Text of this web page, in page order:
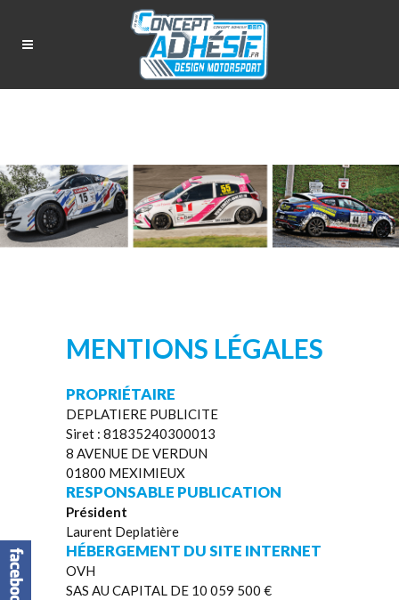
MENTIONS LÉGALES
PROPRIÉTAIRE
DEPLATIERE PUBLICITE
Siret : 81835240300013
8 AVENUE DE VERDUN
01800 MEXIMIEUX
RESPONSABLE PUBLICATION
Président
Laurent Deplatière
HÉBERGEMENT DU SITE INTERNET
OVH
SAS AU CAPITAL DE 10 059 500 €